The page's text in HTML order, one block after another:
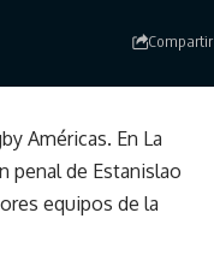
Compartir
Américas. En La
penal de Estanislao
equipos de la